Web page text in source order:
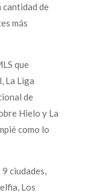
cantidad de
más
que
La Liga
de
Hielo y La
como lo
ciudades,
Los